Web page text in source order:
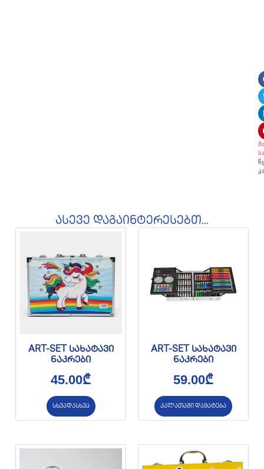
ასევე დაგაინტერესებთ...
ART-SET სახატავი
ნაკრები
45.00₾
სხვადასხვა
ART-SET სახატავი
ნაკრები
59.00₾
კალათაში დამატება